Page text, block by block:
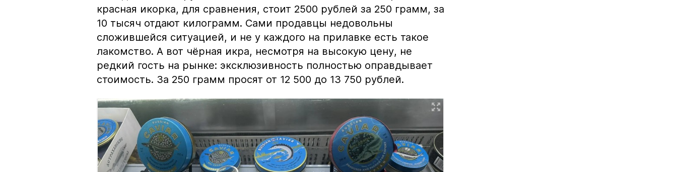
красная икорка, для сравнения, стоит 2500 рублей за 250 грамм, за
10 тысяч отдают килограмм. Сами продавцы недовольны
сложившейся ситуацией, и не у каждого на прилавке есть такое
лакомство. А вот чёрная икра, несмотря на высокую цену, не
редкий гость на рынке: эксклюзивность полностью оправдывает
стоимость. За 250 грамм просят от 12 500 до 13 750 рублей.